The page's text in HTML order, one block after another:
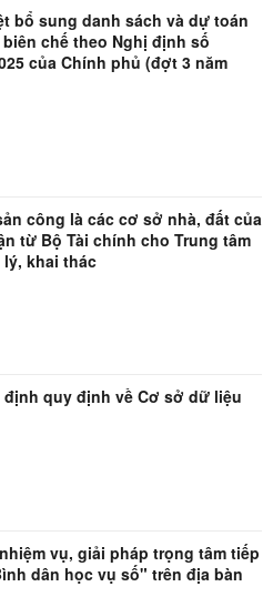
bổ sung danh sách và dự toán
chế theo Nghị định số
của Chính phủ (đợt 3 năm
công là các cơ sở nhà, đất của
từ Bộ Tài chính cho Trung tâm
khai thác
quy định về Cơ sở dữ liệu
vụ, giải pháp trọng tâm tiếp
dân học vụ số" trên địa bàn